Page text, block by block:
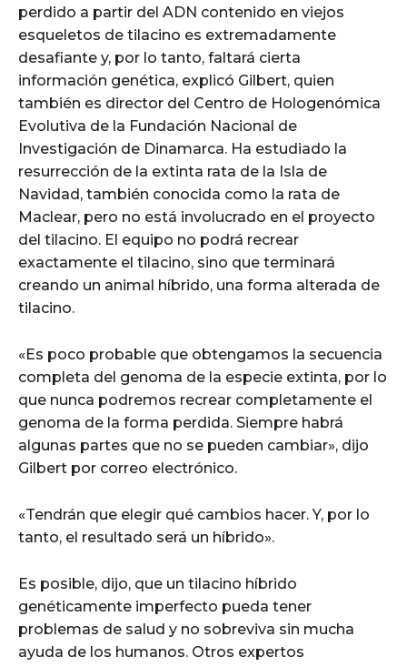
perdido a partir del ADN contenido en viejos
esqueletos de tilacino es extremadamente
desafiante y, por lo tanto, faltará cierta
información genética, explicó Gilbert, quien
también es director del Centro de Hologenómica
Evolutiva de la Fundación Nacional de
Investigación de Dinamarca. Ha estudiado la
resurrección de la extinta rata de la Isla de
Navidad, también conocida como la rata de
Maclear, pero no está involucrado en el proyecto
del tilacino. El equipo no podrá recrear
exactamente el tilacino, sino que terminará
creando un animal híbrido, una forma alterada de
tilacino.
«Es poco probable que obtengamos la secuencia
completa del genoma de la especie extinta, por lo
que nunca podremos recrear completamente el
genoma de la forma perdida. Siempre habrá
algunas partes que no se pueden cambiar», dijo
Gilbert por correo electrónico.
«Tendrán que elegir qué cambios hacer. Y, por lo
tanto, el resultado será un híbrido».
Es posible, dijo, que un tilacino híbrido
genéticamente imperfecto pueda tener
problemas de salud y no sobreviva sin mucha
ayuda de los humanos. Otros expertos